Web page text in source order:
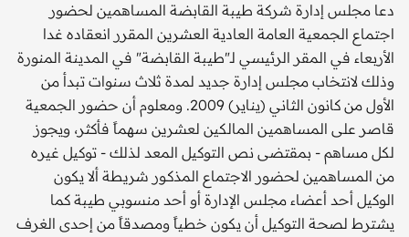
دعا مجلس إدارة شركة طيبة القابضة المساهمين لحضور
اجتماع الجمعية العامة العادية العشرين المقرر انعقاده غدا
الأربعاء في المقر الرئيسي لـ"طيبة القابضة" في المدينة المنورة
وذلك لانتخاب مجلس إدارة جديد لمدة ثلاث سنوات تبدأ من
الأول من كانون الثاني (يناير) 2009. ومعلوم أن حضور الجمعية
قاصر على المساهميـن المالكين لعشرين سهماً فأكثر، ويجوز
لكل مساهم - بمقتضى نص التوكيل المعد لذلك - توكيل غيره
من المساهمين لحضور الاجتماع المذكـور شريطة ألا يكون
الوكيل أحد أعضاء مجلس الإدارة أو أحد منسوبي طيبة كما
يشترط لصحـة التوكيل أن يكون خطياً ومصدقاً من إحدى الغرف